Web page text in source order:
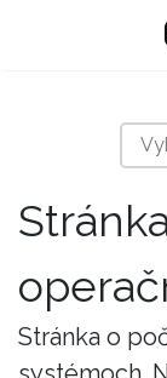
Stránka o